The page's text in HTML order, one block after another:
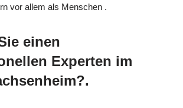
vor allem als Menschen .
einen
Experten im